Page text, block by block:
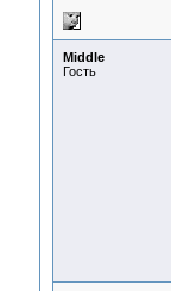
Middle
Гость